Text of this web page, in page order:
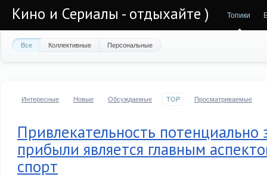
Кино и Сериалы - отдыхайте ) Топики
Все Коллективные Персональные
Интересные Новые Обсуждаемые TOP Просматриваемые
Привлекательность потенциально
прибыли является главным
спорт